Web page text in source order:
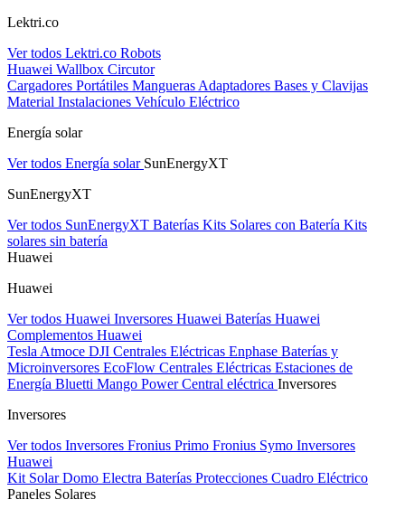
Lektri.co
Ver todos Lektri.co Robots
Huawei Wallbox Circutor
Cargadores Portátiles Mangueras Adaptadores Bases y Clavijas
Material Instalaciones Vehículo Eléctrico
Energía solar
Ver todos Energía solar SunEnergyXT
SunEnergyXT
Ver todos SunEnergyXT Baterías Kits Solares con Batería Kits
solares sin batería
Huawei
Huawei
Ver todos Huawei Inversores Huawei Baterías Huawei
Complementos Huawei
Tesla Atmoce DJI Centrales Eléctricas Enphase Baterías y
Microinversores EcoFlow Centrales Eléctricas Estaciones de
Energía Bluetti Mango Power Central eléctrica Inversores
Inversores
Ver todos Inversores Fronius Primo Fronius Symo Inversores
Huawei
Kit Solar Domo Electra Baterías Protecciones Cuadro Eléctrico
Paneles Solares